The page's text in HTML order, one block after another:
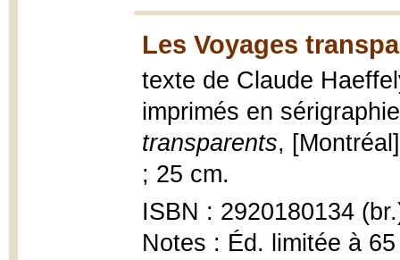
Les Voyages
texte de Claude
imprimés en
transparents,
; 25 cm.
ISBN : 2920180134
Notes : Éd. limitée à